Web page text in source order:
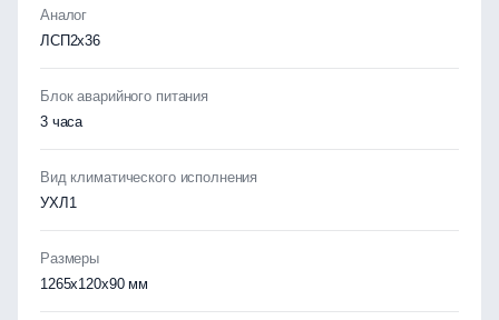
Аналог
ЛСП2х36
Блок аварийного питания
3 часа
Вид климатического исполнения
УХЛ1
Размеры
1265x120x90 мм